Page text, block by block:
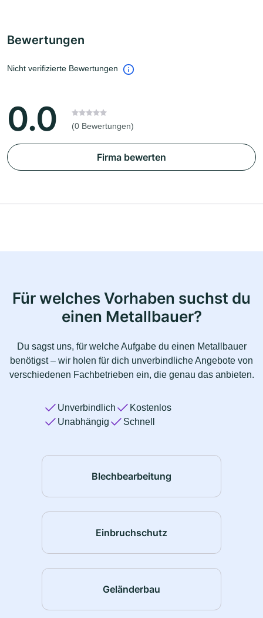
Bewertungen
Nicht verifizierte Bewertungen
0.0 (0 Bewertungen)
Firma bewerten
Für welches Vorhaben suchst du
einen Metallbauer?
Du sagst uns, für welche Aufgabe du einen Metallbauer
benötigst – wir holen für dich unverbindliche Angebote von
verschiedenen Fachbetrieben ein, die genau das anbieten.
Unverbindlich
Kostenlos
Unabhängig
Schnell
Blechbearbeitung
Einbruchschutz
Geländerbau